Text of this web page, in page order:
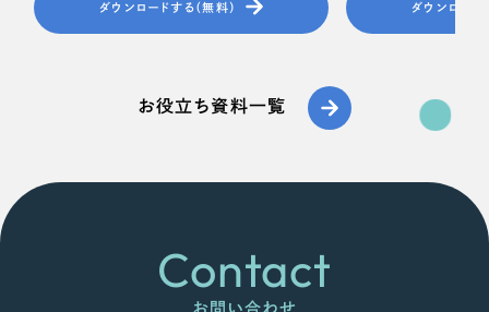
ダウンロードする（無料） ダウンロード
お役立ち資料一覧
Contact
お問い合わせ